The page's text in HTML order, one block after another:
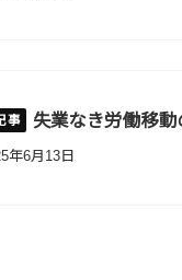
失業なき労働移
年6月13日